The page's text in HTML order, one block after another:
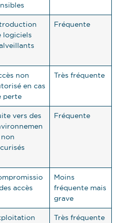
logiciels
Fréquente
non
en cas
perte
Très fréquente
vers des
Fréquente
accès
Moins
fréquente mais
grave
Très fréquente